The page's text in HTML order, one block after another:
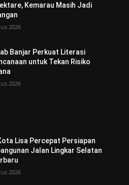
Kemarau Masih Jadi
2026
Banjar Perkuat Literasi
untuk Tekan Risiko
2026
Lisa Percepat Persiapan
Jalan Lingkar Selatan
2026